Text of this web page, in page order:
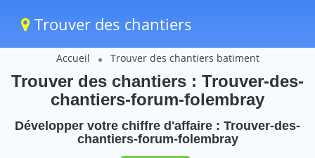
Trouver des chantiers
Accueil Trouver des chantiers batiment
Trouver des chantiers : Trouver-des-
chantiers-forum-folembray
Développer votre chiffre d'affaire : Trouver-des-
chantiers-forum-folembray